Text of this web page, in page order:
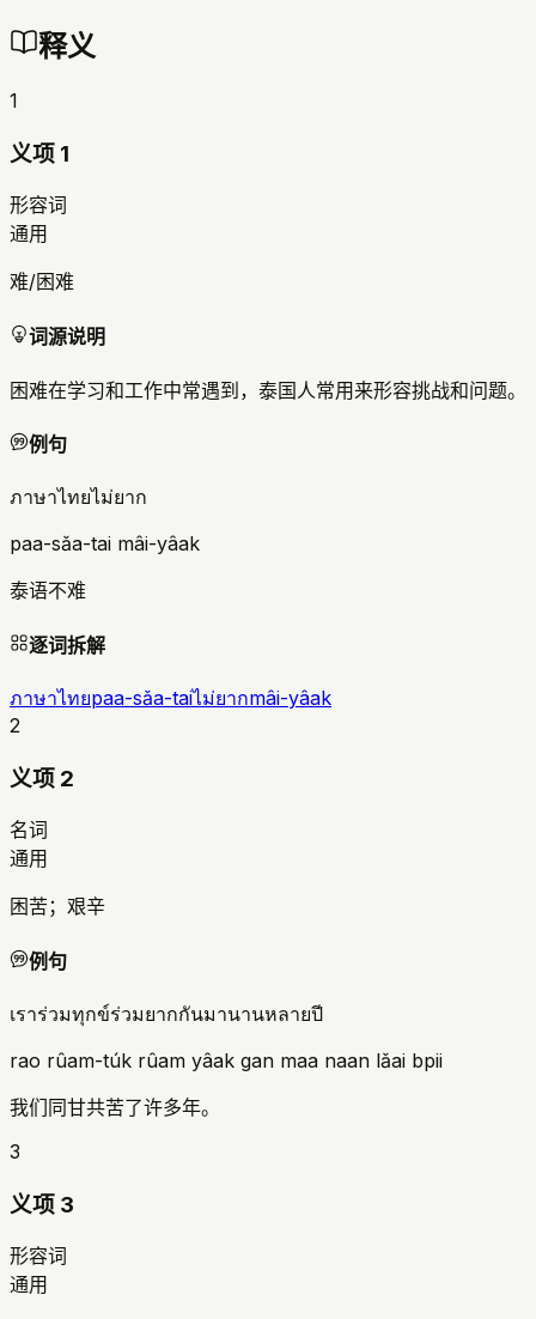
释义
1
义项 1
形容词
通用
难/困难
词源说明
困难在学习和工作中常遇到，泰国人常用来形容挑战和问题。
例句
ภาษาไทยไม่ยาก
paa-sǎa-tai mâi-yâak
泰语不难
逐词拆解
ภาษาไทยpaa-sǎa-taiไม่ยากmâi-yâak
2
义项 2
名词
通用
困苦；艰辛
例句
เราร่วมทุกข์ร่วมยากกันมานานหลายปี
rao rûam-túk rûam yâak gan maa naan lǎai bpii
我们同甘共苦了许多年。
3
义项 3
形容词
通用